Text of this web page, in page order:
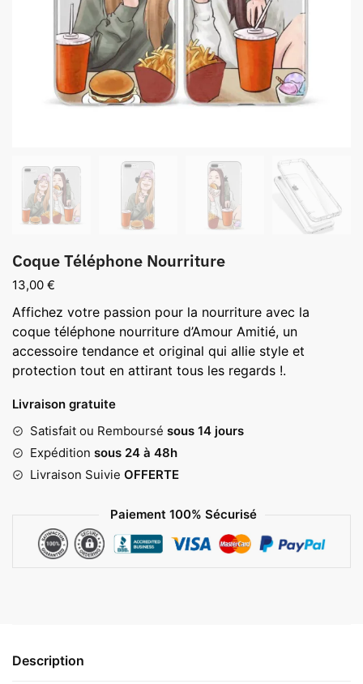
Coque Téléphone Nourriture
13,00 €
Affichez votre passion pour la nourriture avec la
coque téléphone nourriture d’Amour Amitié, un
accessoire tendance et original qui allie style et
protection tout en attirant tous les regards !.
Livraison gratuite
Satisfait ou Remboursé sous 14 jours
Expédition sous 24 à 48h
Livraison Suivie OFFERTE
Paiement 100% Sécurisé
Description